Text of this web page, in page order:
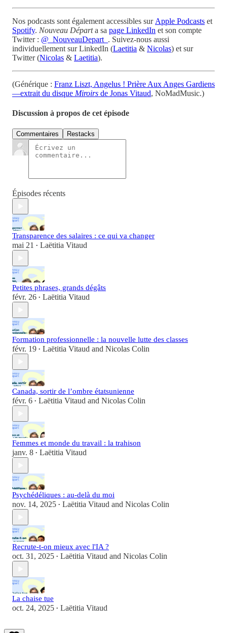
Nos podcasts sont également accessibles sur Apple Podcasts et
Spotify. Nouveau Départa sa page LinkedIn et son compte
Twitter : @_NouveauDepart_ . Suivez-nous aussi
individuellement sur LinkedIn (Laetitia & Nicolas) et sur
Twitter (Nicolas & Laetitia).
(Générique : Franz Liszt, Angelus ! Prière Aux Anges Gardiens
—extrait du disque Miroirs de Jonas Vitaud, NoMadMusic.)
Discussion à propos de cet épisode
Commentaires Restacks
Épisodes récents
Transparence des salaires : ce qui va changer
mai 21 • Laëtitia Vitaud
Petites phrases, grands dégâts
févr. 26 • Laëtitia Vitaud
Formation professionnelle : la nouvelle lutte des classes
févr. 19 • Laëtitia Vitaud and Nicolas Colin
Canada, sortir de l’ombre étatsunienne
févr. 6 • Laëtitia Vitaud and Nicolas Colin
Femmes et monde du travail : la trahison
janv. 8 • Laëtitia Vitaud
Psychédéliques : au-delà du moi
nov. 14, 2025 • Laëtitia Vitaud and Nicolas Colin
Recrute-t-on mieux avec l'IA ?
oct. 31, 2025 • Laëtitia Vitaud and Nicolas Colin
La chaise tue
oct. 24, 2025 • Laëtitia Vitaud